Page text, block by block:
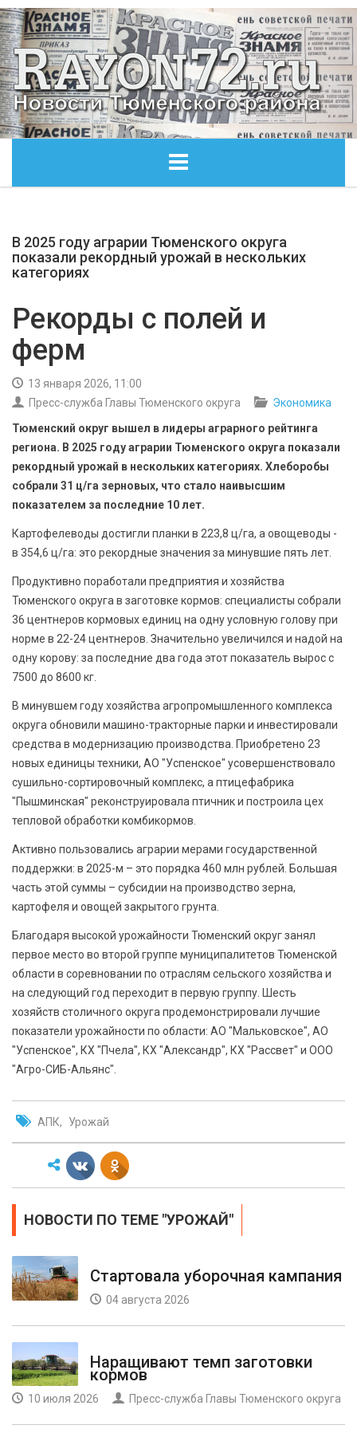
ОБЩЕСТВО
КУЛЬТУРА
БЕЗОПАСНОСТЬ
СПОРТ
АРХИВ PDF
В 2025 году аграрии Тюменского округа
показали рекордный урожай в нескольких
категориях
Рекорды с полей и
ферм
13 января 2026, 11:00
Пресс-служба Главы Тюменского округа
Экономика
Тюменский округ вышел в лидеры аграрного рейтинга
региона. В 2025 году аграрии Тюменского округа показали
рекордный урожай в нескольких категориях. Хлеборобы
собрали 31 ц/га зерновых, что стало наивысшим
показателем за последние 10 лет.
Картофелеводы достигли планки в 223,8 ц/га, а овощеводы -
в 354,6 ц/га: это рекордные значения за минувшие пять лет.
Продуктивно поработали предприятия и хозяйства
Тюменского округа в заготовке кормов: специалисты собрали
36 центнеров кормовых единиц на одну условную голову при
норме в 22-24 центнеров. Значительно увеличился и надой на
одну корову: за последние два года этот показатель вырос с
7500 до 8600 кг.
В минувшем году хозяйства агропромышленного комплекса
округа обновили машино-тракторные парки и инвестировали
средства в модернизацию производства. Приобретено 23
новых единицы техники, АО "Успенское" усовершенствовало
сушильно-сортировочный комплекс, а птицефабрика
"Пышминская" реконструировала птичник и построила цех
тепловой обработки комбикормов.
Активно пользовались аграрии мерами государственной
поддержки: в 2025-м – это порядка 460 млн рублей. Большая
часть этой суммы – субсидии на производство зерна,
картофеля и овощей закрытого грунта.
Благодаря высокой урожайности Тюменский округ занял
первое место во второй группе муниципалитетов Тюменской
области в соревновании по отраслям сельского хозяйства и
на следующий год переходит в первую группу. Шесть
хозяйств столичного округа продемонстрировали лучшие
показатели урожайности по области: АО "Мальковское", АО
"Успенское", КХ "Пчела", КХ "Александр", КХ "Рассвет" и ООО
"Агро-СИБ-Альянс".
АПК Урожай
НОВОСТИ ПО ТЕМЕ "УРОЖАЙ"
Стартовала уборочная кампания
04 августа 2026
Наращивают темп заготовки
кормов
10 июля 2026 Пресс-служба Главы Тюменского округа